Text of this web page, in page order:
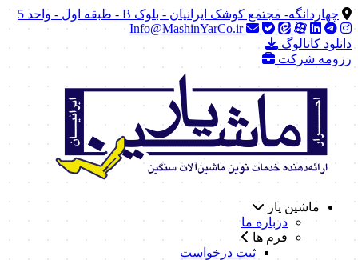
چهاردانگه- مجتمع کوشک ایرانیان - بلوک B - طبقه اول - واحد 5
Info@MashinYarCo.ir
دانلود کاتالوگ
رزومه شرکت
ماشین یار
درباره ما
فرم ها
ثبت درخواست